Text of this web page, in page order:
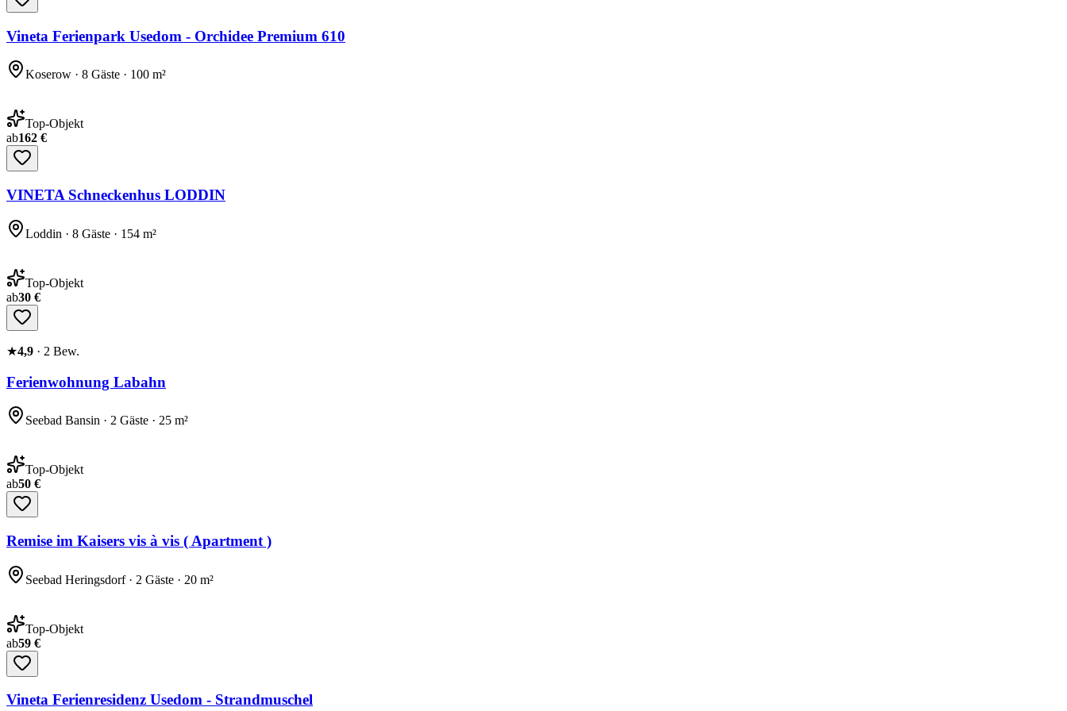
Vineta Ferienpark Usedom - Orchidee Premium 610
Koserow · 8 Gäste · 100 m²
Top-Objekt
ab162 €
VINETA Schneckenhus LODDIN
Loddin · 8 Gäste · 154 m²
Top-Objekt
ab30 €
★4,9 · 2 Bew.
Ferienwohnung Labahn
Seebad Bansin · 2 Gäste · 25 m²
Top-Objekt
ab50 €
Remise im Kaisers vis à vis ( Apartment )
Seebad Heringsdorf · 2 Gäste · 20 m²
Top-Objekt
ab59 €
Vineta Ferienresidenz Usedom - Strandmuschel